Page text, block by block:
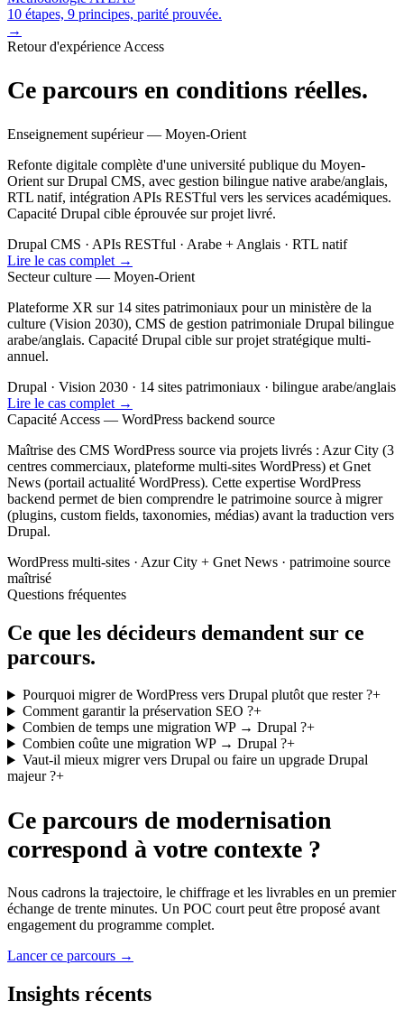
10 étapes, 9 principes, parité prouvée.
→
Retour d'expérience Access
Ce parcours en conditions réelles.
Enseignement supérieur — Moyen-Orient
Refonte digitale complète d'une université publique du Moyen-
Orient sur Drupal CMS, avec gestion bilingue native arabe/anglais,
RTL natif, intégration APIs RESTful vers les services académiques.
Capacité Drupal cible éprouvée sur projet livré.
Drupal CMS · APIs RESTful · Arabe + Anglais · RTL natif
Lire le cas complet →
Secteur culture — Moyen-Orient
Plateforme XR sur 14 sites patrimoniaux pour un ministère de la
culture (Vision 2030), CMS de gestion patrimoniale Drupal bilingue
arabe/anglais. Capacité Drupal cible sur projet stratégique multi-
annuel.
Drupal · Vision 2030 · 14 sites patrimoniaux · bilingue arabe/anglais
Lire le cas complet →
Capacité Access — WordPress backend source
Maîtrise des CMS WordPress source via projets livrés : Azur City (3
centres commerciaux, plateforme multi-sites WordPress) et Gnet
News (portail actualité WordPress). Cette expertise WordPress
backend permet de bien comprendre le patrimoine source à migrer
(plugins, custom fields, taxonomies, médias) avant la traduction vers
Drupal.
WordPress multi-sites · Azur City + Gnet News · patrimoine source
maîtrisé
Questions fréquentes
Ce que les décideurs demandent sur ce
parcours.
Pourquoi migrer de WordPress vers Drupal plutôt que rester ?+
Comment garantir la préservation SEO ?+
Combien de temps une migration WP → Drupal ?+
Combien coûte une migration WP → Drupal ?+
Vaut-il mieux migrer vers Drupal ou faire un upgrade Drupal
majeur ?+
Ce parcours de modernisation
correspond à votre contexte ?
Nous cadrons la trajectoire, le chiffrage et les livrables en un premier
échange de trente minutes. Un POC court peut être proposé avant
engagement du programme complet.
Lancer ce parcours →
Insights récents